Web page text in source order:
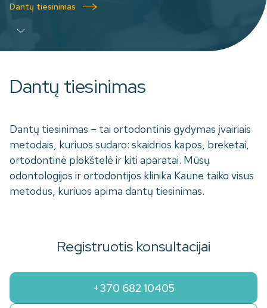
Dantų tiesinimas
Dantų tiesinimas
Dantų tiesinimas – tai ortodontinis gydymas įvairiais
metodais, kuriuos sudaro: skaidrios kapos, breketai,
ortodontinė plokštelė ir kiti aparatai. Mūsų
odontologijos ir ortodontijos klinika Kaune taiko visus
metodus, kuriuos apima dantų tiesinimas.
Registruotis konsultacijai
+370 682 10405